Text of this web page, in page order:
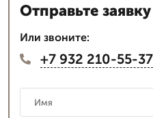
Отправьте заявку
Или звоните:
+7 932 210-55-37